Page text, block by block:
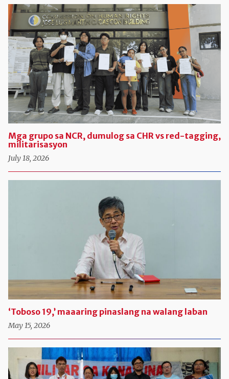
Mga grupo sa NCR, dumulog sa CHR vs red-tagging,
militarisasyon
July 18, 2026
‘Toboso 19,’ maaaring pinaslang na walang laban
May 15, 2026